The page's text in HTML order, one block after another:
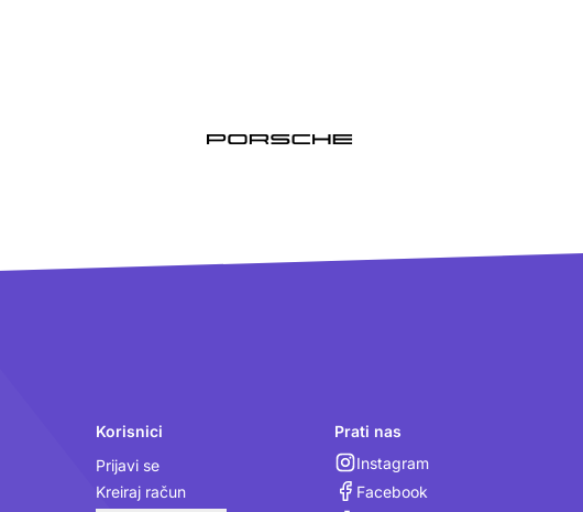
Korisnici
Prijavi se
Kreiraj račun
Prati nas
Instagram
Facebook